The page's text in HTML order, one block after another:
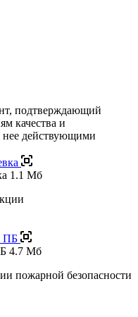
подтверждающий
качества и
нее действующими
1.1 Мб
4.7 Мб
пожарной безопасности